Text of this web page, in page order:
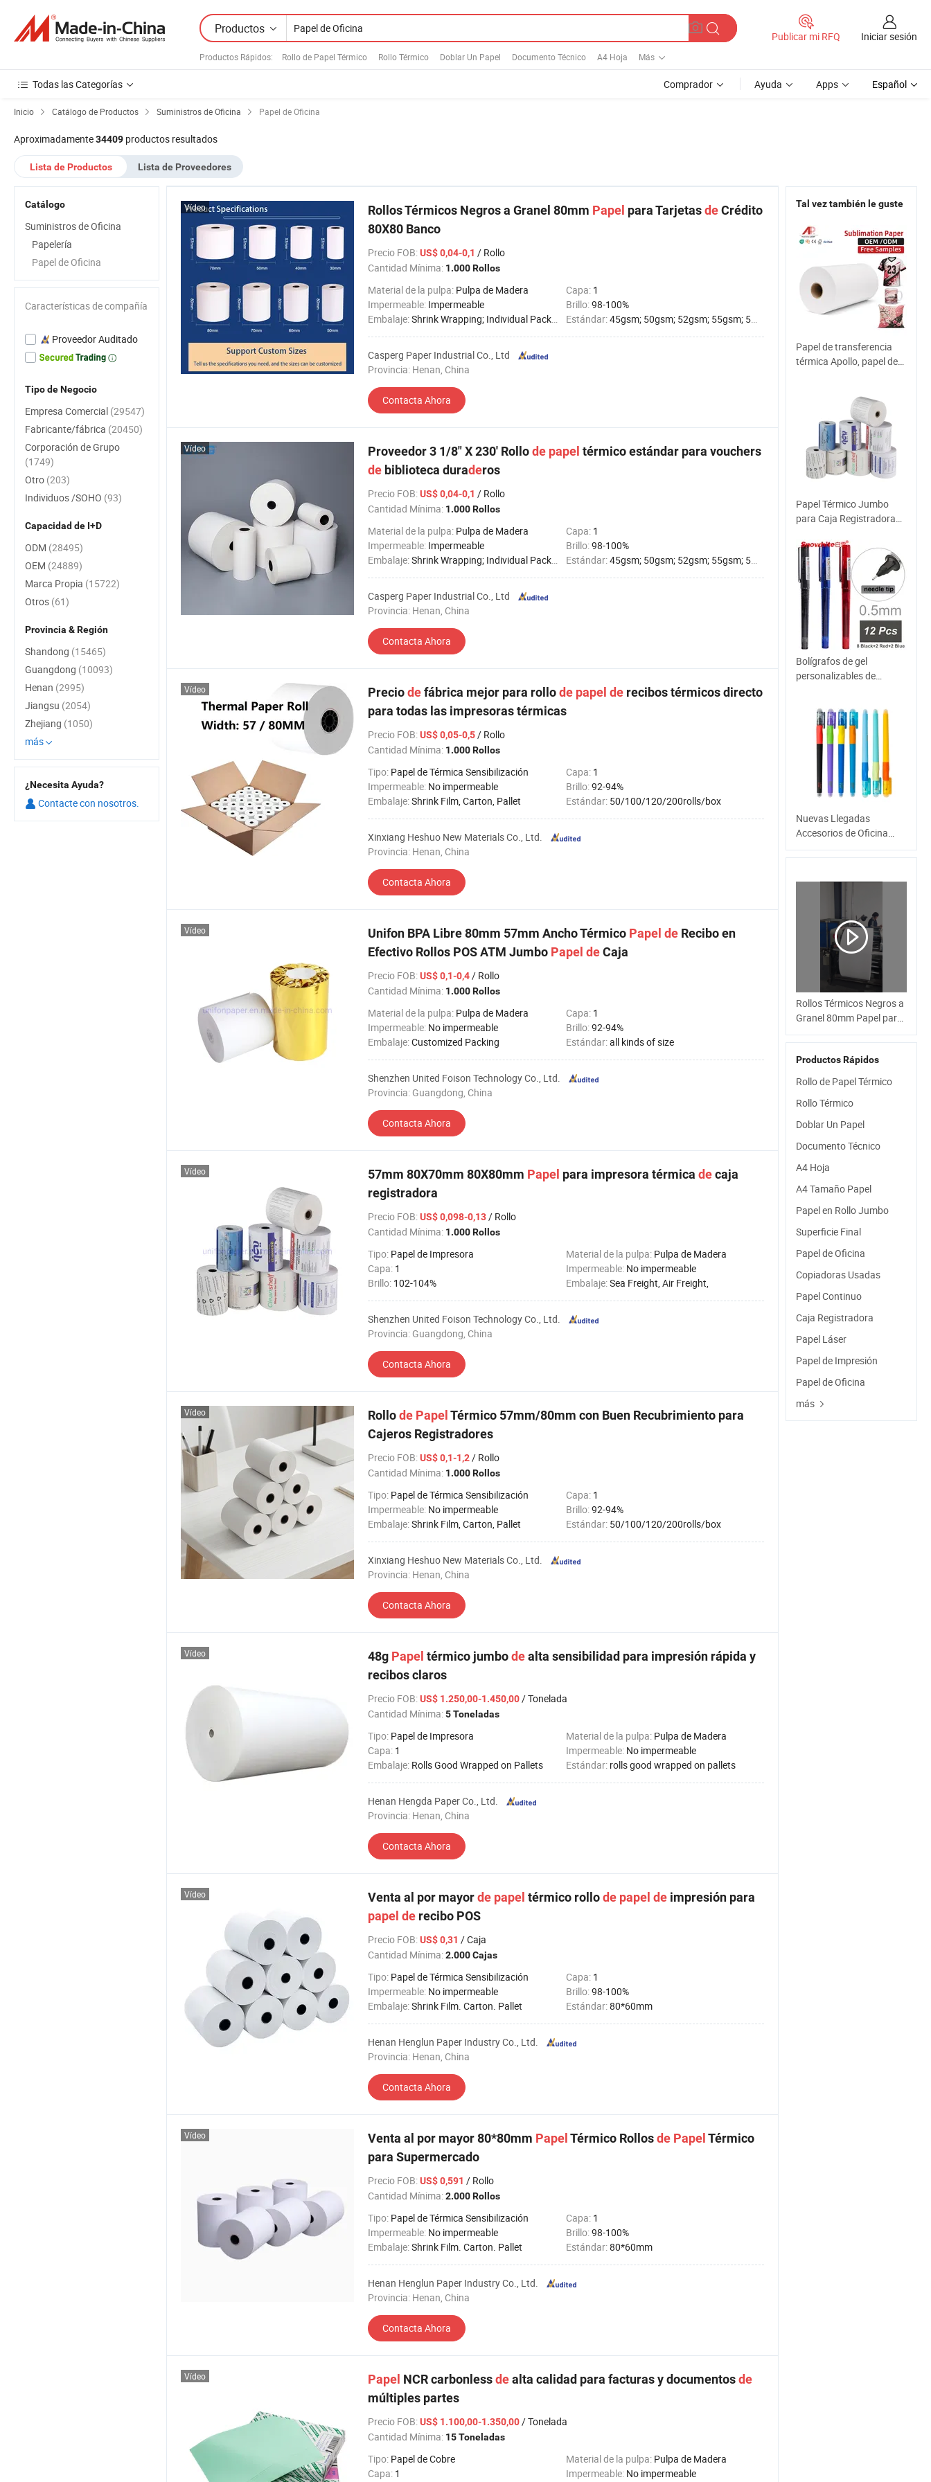
Productos
Productos Rápidos: Rollo de Papel Térmico Rollo Térmico Doblar Un Papel Documento Técnico A4 Hoja Más
Publicar mi RFQ Iniciar sesión
Todas las Categorías Comprador Ayuda Apps Español
Inicio Catálogo de Productos Suministros de Oficina Papel de Oficina
Aproximadamente34409 productos resultados
Lista de Productos Lista de Proveedores
Rollos Térmicos Negros a Granel 80mm Papel para TarjetasdeCrédito
80X80 Banco
Precio FOB:US$ 0,04-0,1 / Rollo
Cantidad Mínima: 1.000 Rollos
Material de la pulpa: Pulpa de Madera Capa: 1
Impermeable: Impermeable Brillo:98-100%
Embalaje:Shrink Wrapping; Individual Packing, OEM Packing; Estándar:45gsm; 50gsm; 52gsm; 55gsm; 58gsm; 60gsm; 65gsm;
Casperg Paper Industrial Co., Ltd
Provincia: Henan, China
Contacta Ahora
Vídeo
Proveedor 3 1/8" X 230' Rollode papel térmico estándar para vouchers
de biblioteca duraderos
Precio FOB:US$ 0,04-0,1 / Rollo
Cantidad Mínima: 1.000 Rollos
Material de la pulpa: Pulpa de Madera Capa: 1
Impermeable: Impermeable Brillo:98-100%
Embalaje:Shrink Wrapping; Individual Packing, OEM Packing; Estándar:45gsm; 50gsm; 52gsm; 55gsm; 58gsm; 60gsm; 65gsm;
Casperg Paper Industrial Co., Ltd
Provincia: Henan, China
Contacta Ahora
Vídeo
Preciodefábrica mejor para rollode papel de recibos térmicos directo
para todas las impresoras térmicas
Precio FOB:US$ 0,05-0,5/ Rollo
Cantidad Mínima: 1.000 Rollos
Tipo: Papel de Térmica Sensibilización Capa: 1
Impermeable: No impermeable Brillo:92-94%
Embalaje:Shrink Film, Carton, Pallet Estándar: 50/100/120/200rolls/box
Xinxiang Heshuo New Materials Co., Ltd.
Provincia: Henan, China
Contacta Ahora
Vídeo
Unifon BPA Libre 80mm 57mm Ancho Térmico Papel de Recibo en
Efectivo Rollos POS ATM Jumbo Papel deCaja
Precio FOB:US$ 0,1-0,4/ Rollo
Cantidad Mínima: 1.000 Rollos
Material de la pulpa: Pulpa de Madera Capa: 1
Impermeable: No impermeable Brillo:92-94%
Embalaje:Customized Packing Estándar:all kinds of size
Shenzhen United Foison Technology Co., Ltd.
Provincia: Guangdong, China
Contacta Ahora
Vídeo
57mm 80X70mm 80X80mm Papel para impresora térmica decaja
registradora
Precio FOB:US$ 0,098-0,13/ Rollo
Cantidad Mínima: 1.000 Rollos
Tipo: Papel de Impresora Material de la pulpa: Pulpa de Madera
Capa: 1 Impermeable: No impermeable
Brillo: 102-104% Embalaje:Sea Freight, Air Freight,
Shenzhen United Foison Technology Co., Ltd.
Provincia: Guangdong, China
Contacta Ahora
Vídeo
Rollode Papel Térmico 57mm/80mm con Buen Recubrimiento para
Cajeros Registradores
Precio FOB:US$ 0,1-1,2/ Rollo
Cantidad Mínima: 1.000 Rollos
Tipo: Papel de Térmica Sensibilización Capa: 1
Impermeable: No impermeable Brillo:92-94%
Embalaje:Shrink Film, Carton, Pallet Estándar: 50/100/120/200rolls/box
Xinxiang Heshuo New Materials Co., Ltd.
Provincia: Henan, China
Contacta Ahora
Vídeo
48g Papel térmico jumbodealta sensibilidad para impresión rápida y
recibos claros
Precio FOB:US$ 1.250,00-1.450,00/ Tonelada
Cantidad Mínima:5 Toneladas
Tipo: Papel de Impresora Material de la pulpa: Pulpa de Madera
Capa: 1 Impermeable: No impermeable
Embalaje: Rolls Good Wrapped on Pallets Estándar: rolls good wrapped on pallets
Henan Hengda Paper Co., Ltd.
Provincia: Henan, China
Contacta Ahora
Vídeo
Venta al por mayorde papel térmico rollode papel de impresión para
papel de recibo POS
Precio FOB:US$ 0,31 / Caja
Cantidad Mínima:2.000 Cajas
Tipo: Papel de Térmica Sensibilización Capa: 1
Impermeable: No impermeable Brillo:98-100%
Embalaje:Shrink Film. Carton. Pallet Estándar:80*60mm
Henan Henglun Paper Industry Co., Ltd.
Provincia: Henan, China
Contacta Ahora
Vídeo
Venta al por mayor 80*80mm Papel Térmico Rollosde Papel Térmico
para Supermercado
Precio FOB:US$ 0,591 / Rollo
Cantidad Mínima:2.000 Rollos
Tipo: Papel de Térmica Sensibilización Capa: 1
Impermeable: No impermeable Brillo:98-100%
Embalaje:Shrink Film. Carton. Pallet Estándar:80*60mm
Henan Henglun Paper Industry Co., Ltd.
Provincia: Henan, China
Contacta Ahora
Vídeo
Papel NCR carbonlessdealta calidad para facturas y documentosde
múltiples partes
Precio FOB:US$ 1.100,00-1.350,00/ Tonelada
Cantidad Mínima: 15 Toneladas
Tipo: Papel de Cobre Material de la pulpa: Pulpa de Madera
Capa: 1 Impermeable: No impermeable
Vídeo
Tal vez también le guste
Papel de transferencia
térmica Apollo, papel de
sublimación digital
Papel Térmico Jumbo
para Caja Registradora
Impresión Autoadhesivos
80mm 57mm
Bolígrafos de gel
personalizables de
de plástico, para
promoción
Nuevas Llegadas
Accesorios de Oficina
Papelería Bolígrafo de Gel
de Color Multicolor
Rollos Térmicos Negros a
Granel 80mm Papel para
Tarjetas de Crédito 80X80
Banco
Productos Rápidos
Rollo de Papel Térmico
Rollo Térmico
Doblar Un Papel
Documento Técnico
A4 Hoja
A4 Tamaño Papel
Papel en Rollo Jumbo
Superficie Final
Papel de Oficina
Copiadoras Usadas
Papel Continuo
Caja Registradora
Papel Láser
Papel de Impresión
Papel de Oficina
más
Catálogo
Suministros de Oficina
Papelería
Papel de Oficina
Características de compañía
Proveedor Auditado
Tipo de Negocio
Empresa Comercial (29547)
Fabricante/fábrica (20450)
Corporación de Grupo
(1749)
Otro (203)
Individuos /SOHO (93)
Capacidad de I+D
ODM (28495)
OEM (24889)
Marca Propia (15722)
Otros (61)
Provincia & Región
Shandong (15465)
Guangdong (10093)
Henan (2995)
Jiangsu (2054)
Zhejiang (1050)
más
¿Necesita Ayuda?
Contacte con nosotros.